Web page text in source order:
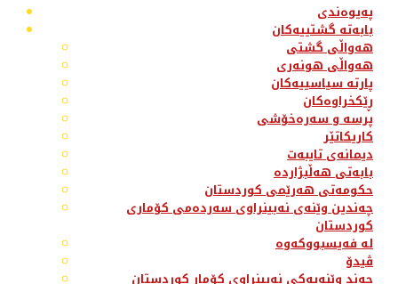
پەیوەندی
بابەتە گشتییەکان
هەواڵی گشتی
هەواڵی هونەری
پارتە سیاسییەکان
ڕێکخراوەکان
پرسە و سەرەخۆشی
کاریکاتێر
دیمانەی تایبەت
بابەتی هەڵبژاردە
حکومەتی هەرێمی کوردستان
چەندین وێنەی نەبینراوی سەردەمی کۆماری
کوردستان
لە فەیسبووکەوە
ڤیدۆ
چەند وێنەیەکی نەبینراوی کۆمار کوردستان